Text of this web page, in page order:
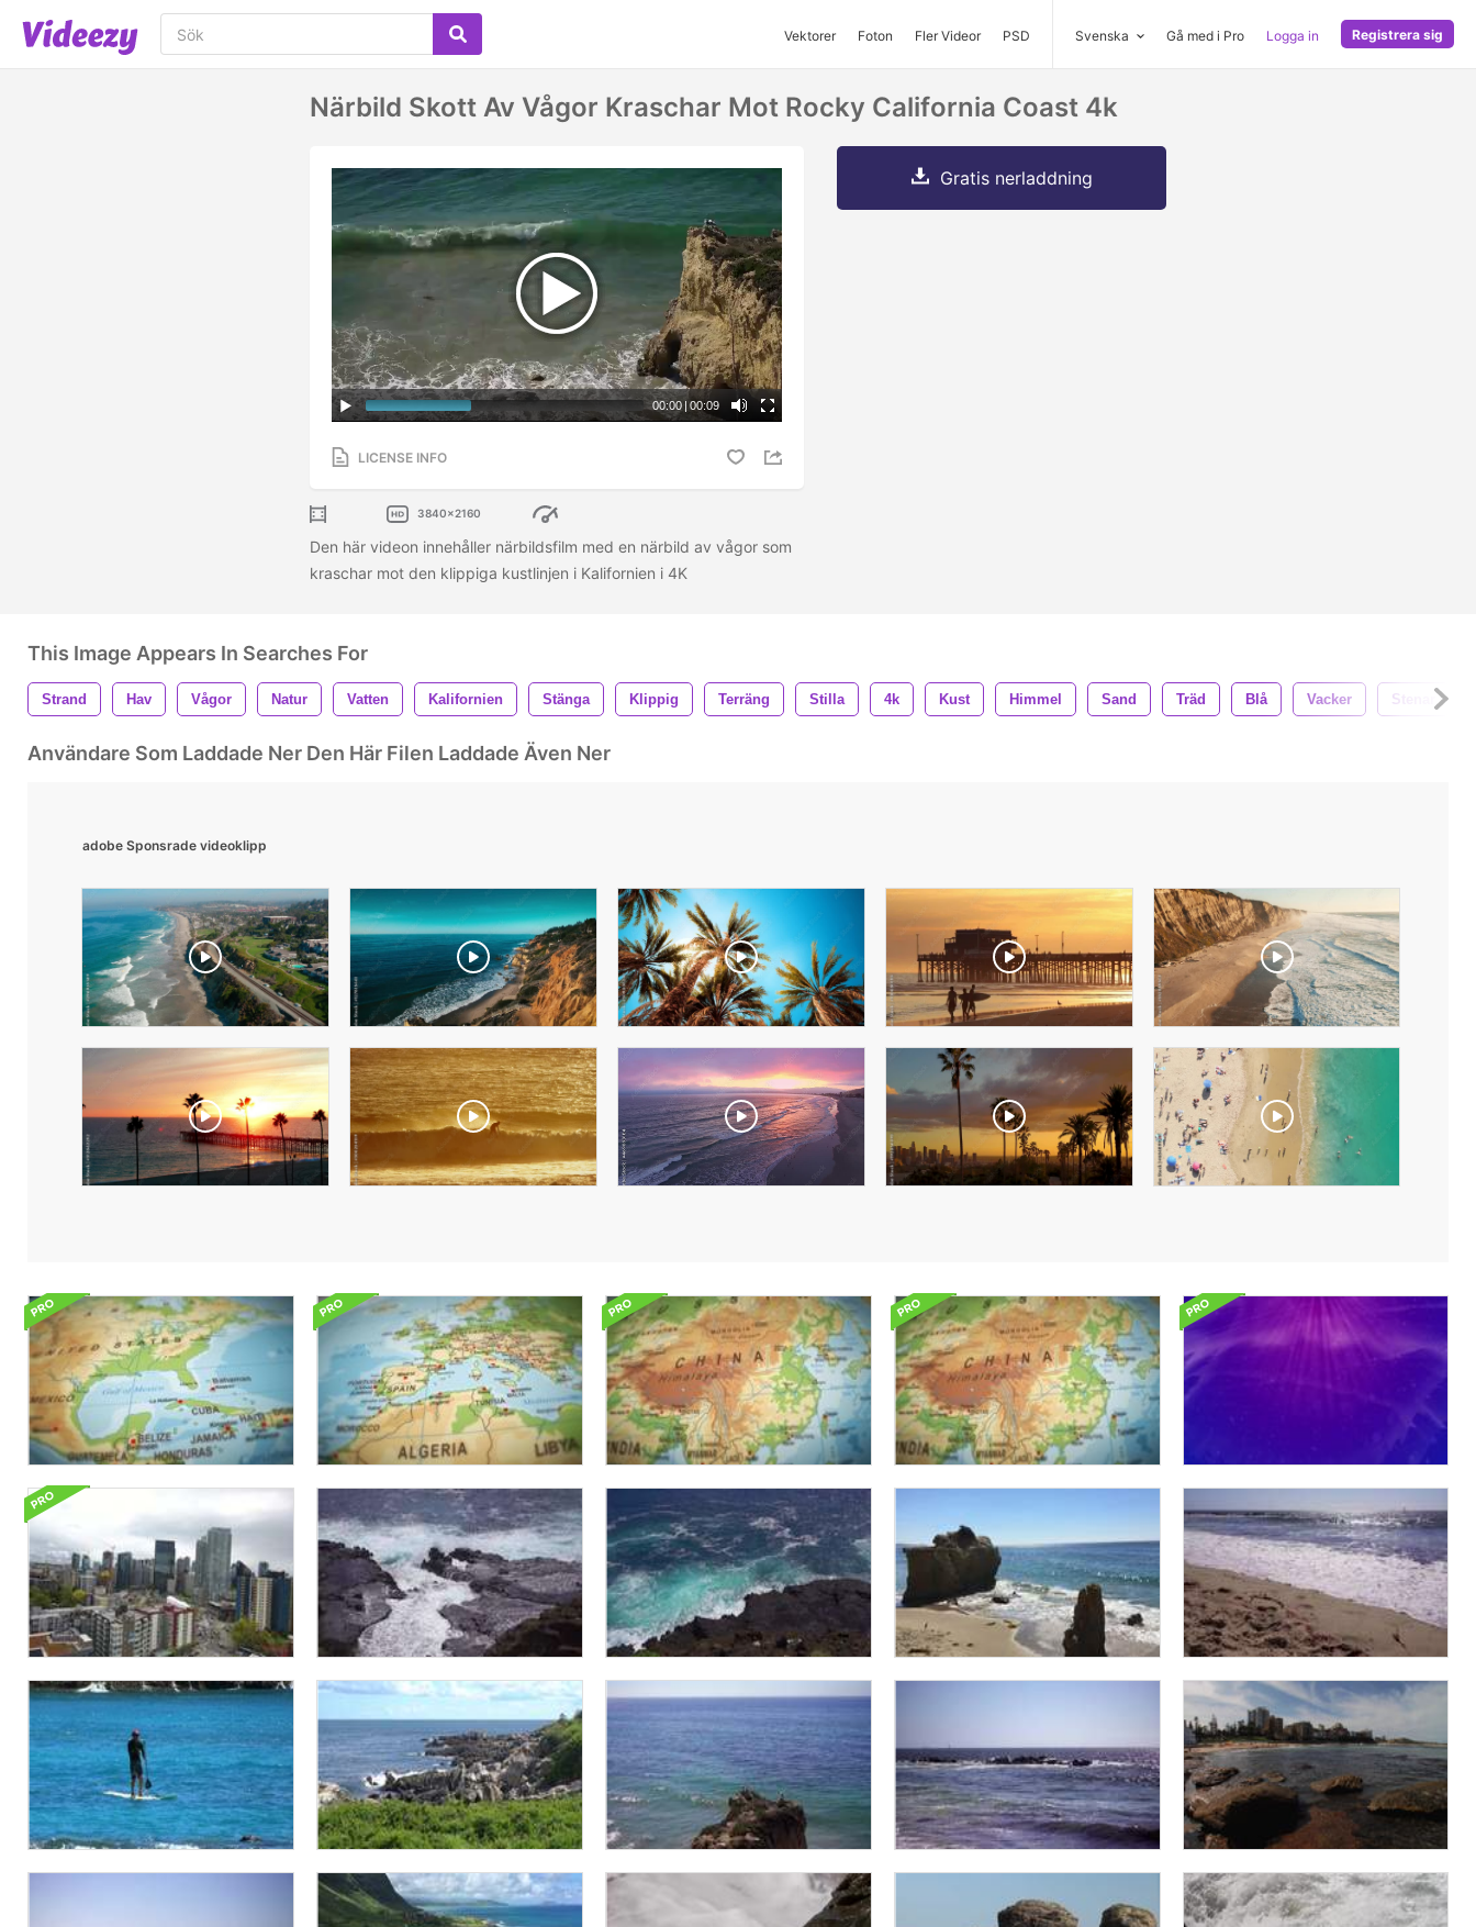
Vektorer Foton Fler Videor PSD Svenska Gå med i Pro Logga in Registrera sig
Närbild Skott Av Vågor Kraschar Mot Rocky California Coast 4k
00:00 | 00:09
LICENSE INFO
3840x2160
Den här videon innehåller närbildsfilm med en närbild av vågor som
kraschar mot den klippiga kustlinjen i Kalifornien i 4K
Gratis nerladdning
This Image Appears In Searches For
Strand Hav Vågor Natur Vatten Kalifornien Stänga Klippig Terräng Stilla 4k Kust Himmel Sand Träd Blå Vacker Stenar
Användare Som Laddade Ner Den Här Filen Laddade Även Ner
adobe Sponsrade videoklipp